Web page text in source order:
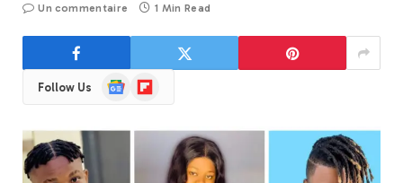
Un commentaire 1 Min Read
Follow Us
GoogleFlipboard